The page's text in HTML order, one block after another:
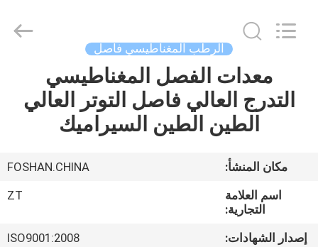
منزل،
بيت
معلومات
الرطب المغناطيسي فاصل
معدات الفصل المغناطيسي
التدرج العالي فاصل التوتر العالي
الطين الطين السيراميك
مكان المنشأ:
FOSHAN.CHINA
اسم العلامة
التجارية:
ZT
إصدار الشهادات:
ISO9001:2008